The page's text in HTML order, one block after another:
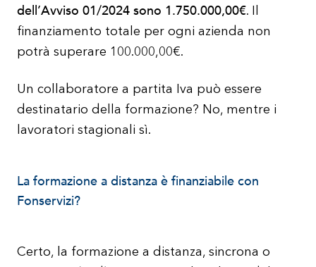
dell’Avviso 01/2024 sono 1.750.000,00€. Il
finanziamento totale per ogni azienda non
potrà superare 100.000,00€.
Un collaboratore a partita Iva può essere
destinatario della formazione? No, mentre i
lavoratori stagionali sì.
La formazione a distanza è finanziabile con
Fonservizi?
Certo, la formazione a distanza, sincrona o